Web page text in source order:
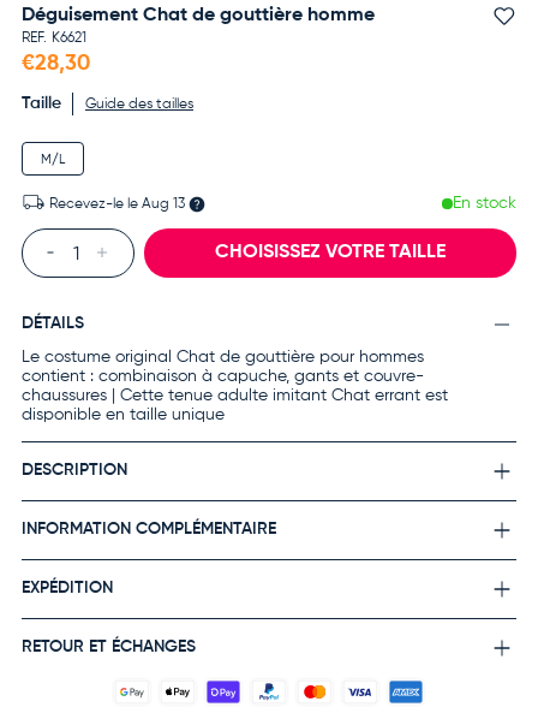
Déguisement Chat de gouttière homme
REF. K6621
€28,30
Taille Guide des tailles
M/L
En stock
Recevez-le le Aug 13
Qté
CHOISISSEZ VOTRE TAILLE
DÉTAILS
Le costume original Chat de gouttière pour hommes
contient : combinaison à capuche, gants et couvre-
chaussures | Cette tenue adulte imitant Chat errant est
disponible en taille unique
DESCRIPTION
INFORMATION COMPLÉMENTAIRE
EXPÉDITION
RETOUR ET ÉCHANGES